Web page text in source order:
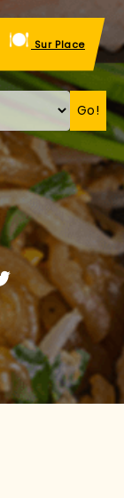
Sur Place
Go!